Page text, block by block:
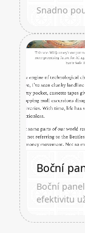
Snadno
Boční
Boční
efektivitu